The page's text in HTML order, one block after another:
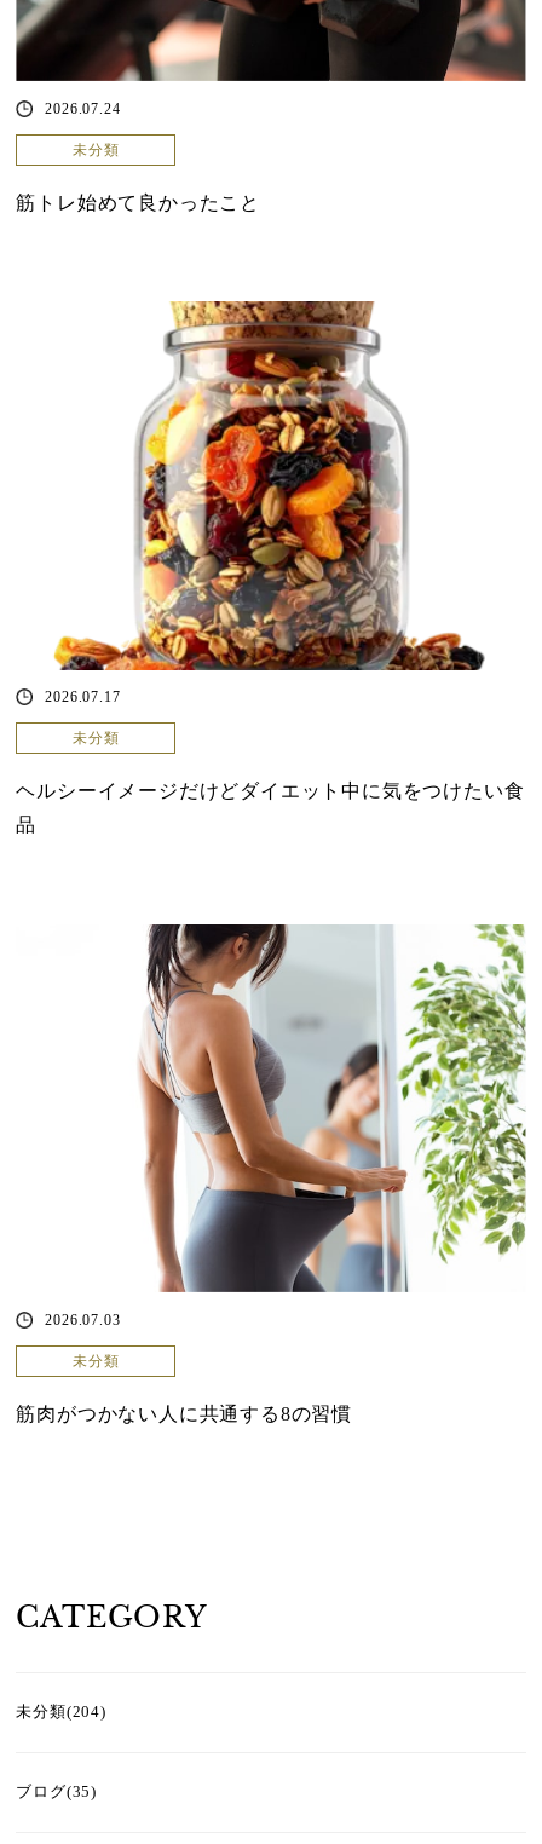
2026.07.24
未分類
筋トレ始めて良かったこと
2026.07.17
未分類
ヘルシーイメージだけどダイエット中に気をつけたい食
品
2026.07.03
未分類
筋肉がつかない人に共通する8の習慣
CATEGORY
未分類(204)
ブログ(35)